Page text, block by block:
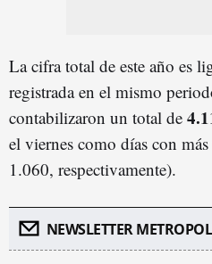
La cifra total de este año es
registrada en el mismo
contabilizaron un total de
el viernes como días con
1.060, respectivamente).
NEWSLETTER